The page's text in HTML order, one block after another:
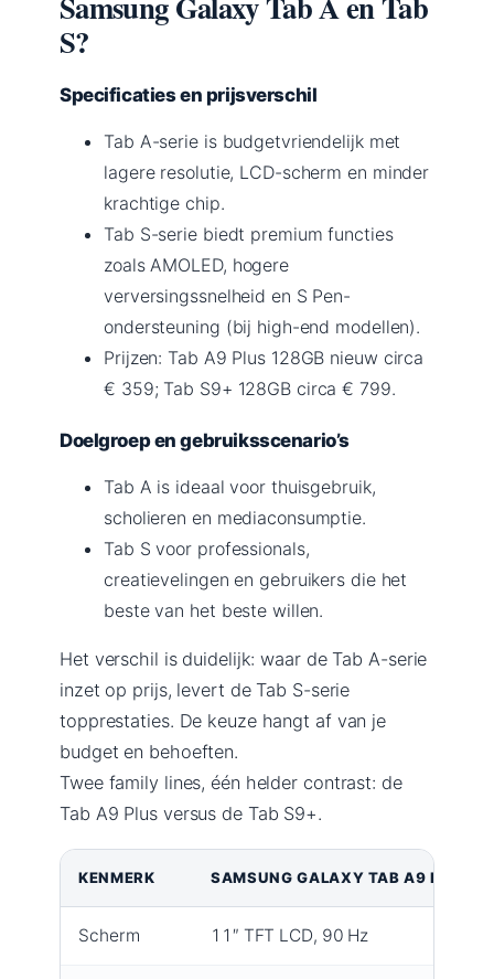
S?
Specificaties en prijsverschil
Tab A-serie is budgetvriendelijk met
lagere resolutie, LCD-scherm en minder
krachtige chip.
Tab S-serie biedt premium functies
zoals AMOLED, hogere
verversingssnelheid en S Pen-
ondersteuning (bij high-end modellen).
Prijzen: Tab A9 Plus 128GB nieuw circa
€ 359; Tab S9+ 128GB circa € 799.
Doelgroep en gebruiksscenario’s
Tab A is ideaal voor thuisgebruik,
scholieren en mediaconsumptie.
Tab S voor professionals,
creatievelingen en gebruikers die het
beste van het beste willen.
Het verschil is duidelijk: waar de Tab A-serie
inzet op prijs, levert de Tab S-serie
topprestaties. De keuze hangt af van je
budget en behoeften.
Twee family lines, één helder contrast: de
Tab A9 Plus versus de Tab S9+.
KENMERK SAMSUNG GALAXY TAB A9 PLUS
Scherm 11″ TFT LCD, 90 Hz